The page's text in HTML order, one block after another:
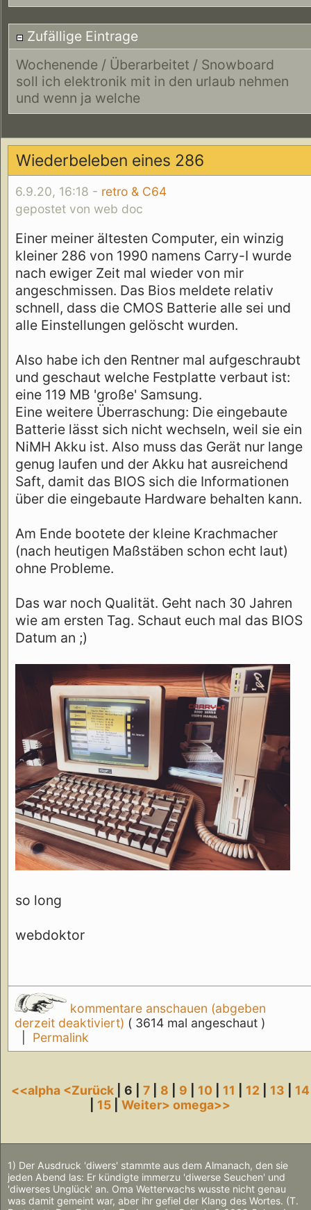
Zufällige Eintrage
Wochenende / Überarbeitet / Snowboard
soll ich elektronik mit in den urlaub nehmen
und wenn ja welche
Wiederbeleben eines 286
6.9.20, 16:18 - retro & C64
gepostet von web doc
Einer meiner ältesten Computer, ein winzig
kleiner 286 von 1990 namens Carry-I wurde
nach ewiger Zeit mal wieder von mir
angeschmissen. Das Bios meldete relativ
schnell, dass die CMOS Batterie alle sei und
alle Einstellungen gelöscht wurden.
Also habe ich den Rentner mal aufgeschraubt
und geschaut welche Festplatte verbaut ist:
eine 119 MB 'große' Samsung.
Eine weitere Überraschung: Die eingebaute
Batterie lässt sich nicht wechseln, weil sie ein
NiMH Akku ist. Also muss das Gerät nur lange
genug laufen und der Akku hat ausreichend
Saft, damit das BIOS sich die Informationen
über die eingebaute Hardware behalten kann.
Am Ende bootete der kleine Krachmacher
(nach heutigen Maßstäben schon echt laut)
ohne Probleme.
Das war noch Qualität. Geht nach 30 Jahren
wie am ersten Tag. Schaut euch mal das BIOS
Datum an ;)
so long
webdoktor
kommentare anschauen (abgeben
derzeit deaktiviert) ( 3614 mal angeschaut )
Permalink
<<alpha <Zurück | 6 | 7| 8 9 10| 11 12 13
14
15 |Weiter>omega>>
1) Der Ausdruck 'diwers' stammte aus dem Almanach, den sie
jeden Abend las: Er kündigte immerzu 'diwerse Seuchen' und
'diwerses Unglück' an. Oma Wetterwachs wusste nicht genau
was damit gemeint war, aber ihr gefiel der Klang des Wortes. (T.